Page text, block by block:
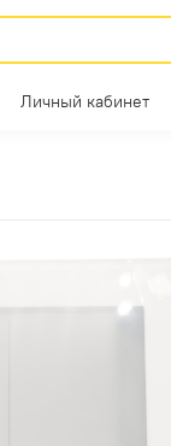
Личный кабинет